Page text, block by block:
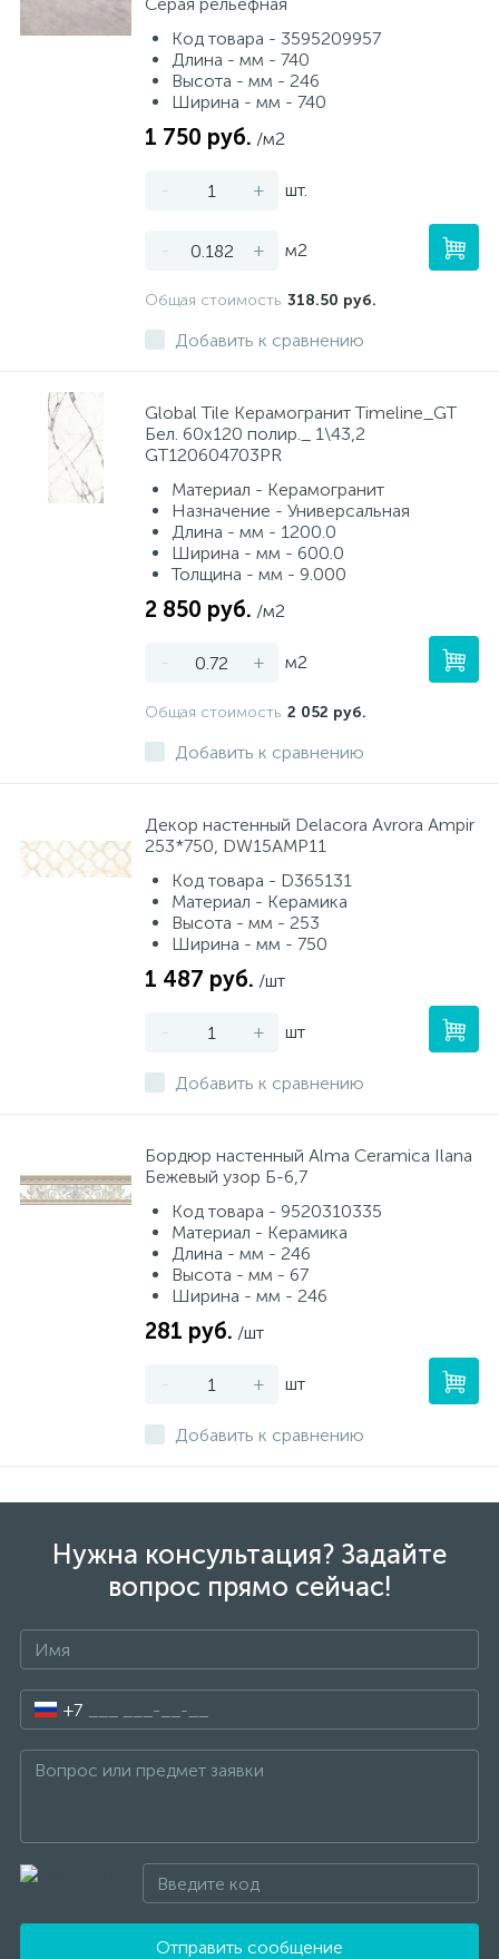
Код товара - 3595209957
Длина - мм - 740
Высота - мм - 246
Ширина - мм - 740
1 750 руб. /м2
- + шт.
- + м2
Общая стоимость 318.50 руб.
Добавить к сравнению
Global Tile Керамогранит Timeline_GT
Бел. 60x120 полир._ 1\43,2
GT120604703PR
Материал - Керамогранит
Назначение - Универсальная
Длина - мм - 1200.0
Ширина - мм - 600.0
Толщина - мм - 9.000
2 850 руб. /м2
- + м2
Общая стоимость 2 052 руб.
Добавить к сравнению
Декор настенный Delacora Avrora Ampir
253*750, DW15AMP11
Код товара - D365131
Материал - Керамика
Высота - мм - 253
Ширина - мм - 750
1 487 руб. /шт
- + шт
Добавить к сравнению
Бордюр настенный Alma Ceramica Ilana
Бежевый узор Б-6,7
Код товара - 9520310335
Материал - Керамика
Длина - мм - 246
Высота - мм - 67
Ширина - мм - 246
281 руб. /шт
- + шт
Добавить к сравнению
Нужна консультация? Задайте
вопрос прямо сейчас!
+7
Отправить сообщение